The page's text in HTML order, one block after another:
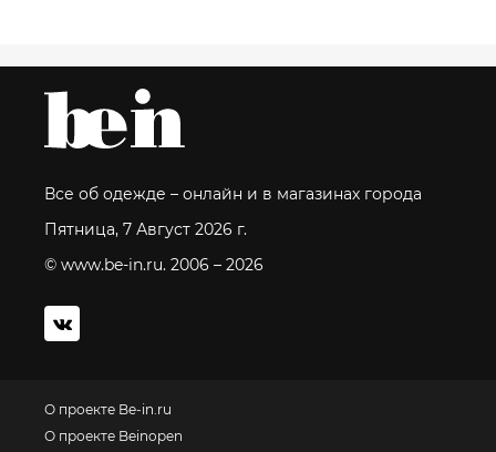
Все об одежде – онлайн и в магазинах города
Пятница, 7 Август 2026 г.
© www.be-in.ru. 2006 – 2026
О проекте Be-in.ru
О проекте Beinopen